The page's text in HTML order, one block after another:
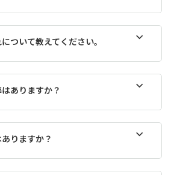
ついて教えてください。
ありますか？
りますか？